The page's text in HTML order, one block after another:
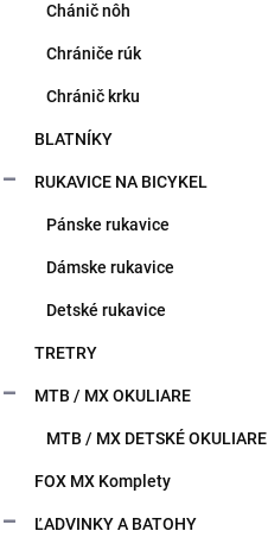
Chánič nôh
Chrániče rúk
Chránič krku
BLATNÍKY
RUKAVICE NA BICYKEL
Pánske rukavice
Dámske rukavice
Detské rukavice
TRETRY
MTB / MX OKULIARE
MTB / MX DETSKÉ OKULIARE
FOX MX Komplety
ĽADVINKY A BATOHY